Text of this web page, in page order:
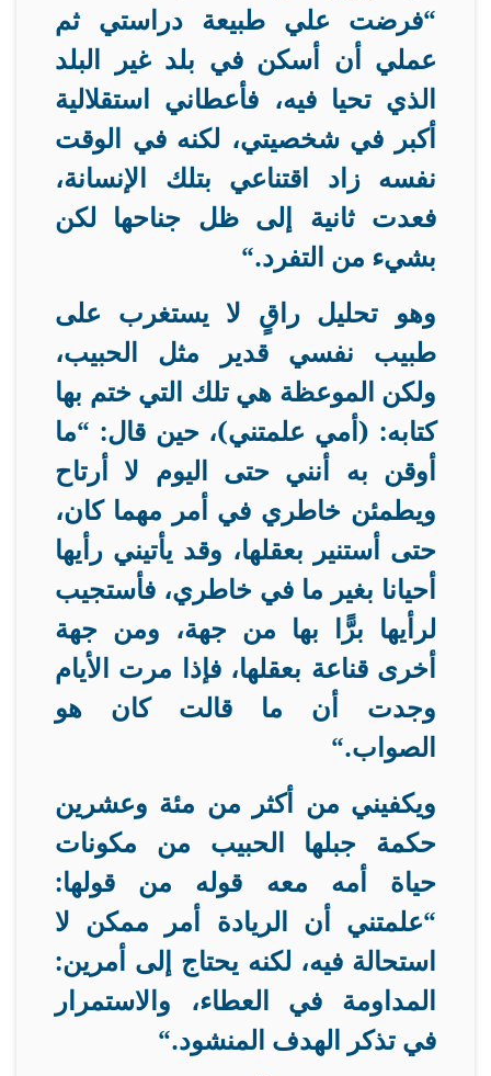
“فرضت علي طبيعة دراستي ثم
عملي أن أسكن في بلد غير البلد
الذي تحيا فيه، فأعطاني استقلالية
أكبر في شخصيتي، لكنه في الوقت
نفسه زاد اقتناعي بتلك الإنسانة،
فعدت ثانية إلى ظل جناحها لكن
بشيء من التفرد“.
وهو تحليل راقٍ لا يستغرب على
طبيب نفسي قدير مثل الحبيب،
ولكن الموعظة هي تلك التي ختم بها
كتابه: (أمي علمتني)، حين قال: “ما
أوقن به أنني حتى اليوم لا أرتاح
ويطمئن خاطري في أمر مهما كان،
حتى أستنير بعقلها، وقد يأتيني رأيها
أحيانا بغير ما في خاطري، فأستجيب
لرأيها برًّا بها من جهة، ومن جهة
أخرى قناعة بعقلها، فإذا مرت الأيام
وجدت أن ما قالت كان هو
الصواب“.
ويكفيني من أكثر من مئة وعشرين
حكمة جبلها الحبيب من مكونات
حياة أمه معه قوله من قولها:
“علمتني أن الريادة أمر ممكن لا
استحالة فيه، لكنه يحتاج إلى أمرين:
المداومة في العطاء، والاستمرار
في تذكر الهدف المنشود“.